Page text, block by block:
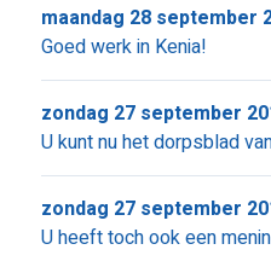
Goed werk in Kenia!
maandag 28 september
U kunt nu het dorpsblad
zondag 27 september
U heeft toch ook een
zondag 27 september